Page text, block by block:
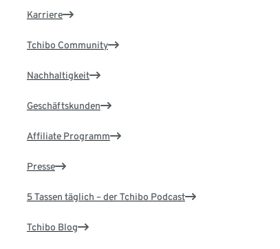
Karriere
Tchibo Community
Nachhaltigkeit
Geschäftskunden
Affiliate Programm
Presse
5 Tassen täglich – der Tchibo Podcast
Tchibo Blog